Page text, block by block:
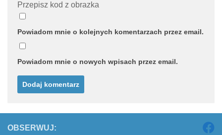
Przepisz kod z obrazka
Powiadom mnie o kolejnych komentarzach przez email.
Powiadom mnie o nowych wpisach przez email.
OBSERWUJ: